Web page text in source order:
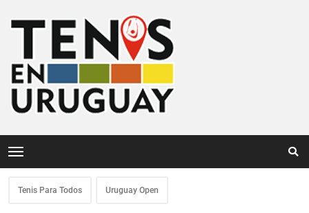
Tenis Para Todos Uruguay Open